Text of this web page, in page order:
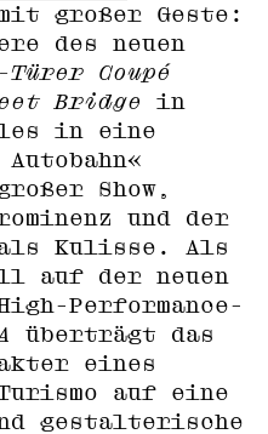
großer Geste:
des neuen
Türer Coupé
Bridge in
in eine
Show,
und der
Kulisse. Als
auf der neuen
Performance-
überträgt das
eines
auf eine
gestalterische